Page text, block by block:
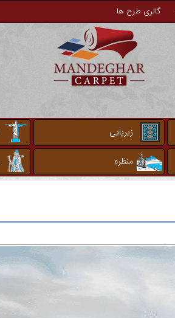
گالری طرح ها
زیرپایی
منظره